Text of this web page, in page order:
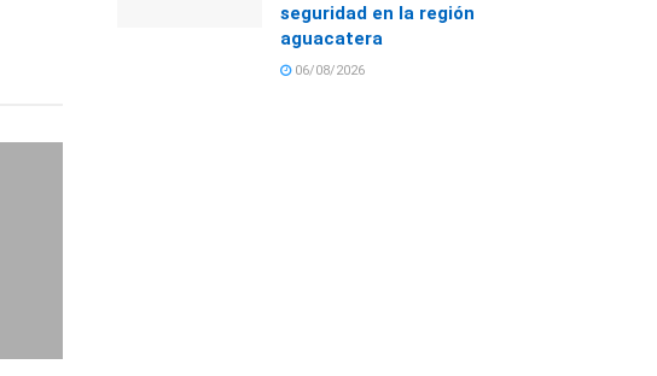
seguridad en la región
aguacatera
06/08/2026